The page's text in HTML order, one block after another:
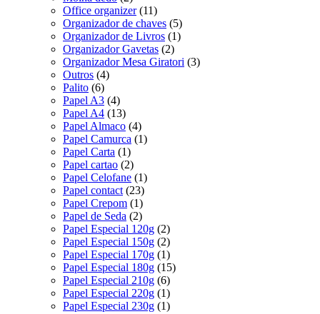
Office organizer (11)
Organizador de chaves (5)
Organizador de Livros (1)
Organizador Gavetas (2)
Organizador Mesa Giratori (3)
Outros (4)
Palito (6)
Papel A3 (4)
Papel A4 (13)
Papel Almaco (4)
Papel Camurca (1)
Papel Carta (1)
Papel cartao (2)
Papel Celofane (1)
Papel contact (23)
Papel Crepom (1)
Papel de Seda (2)
Papel Especial 120g (2)
Papel Especial 150g (2)
Papel Especial 170g (1)
Papel Especial 180g (15)
Papel Especial 210g (6)
Papel Especial 220g (1)
Papel Especial 230g (1)